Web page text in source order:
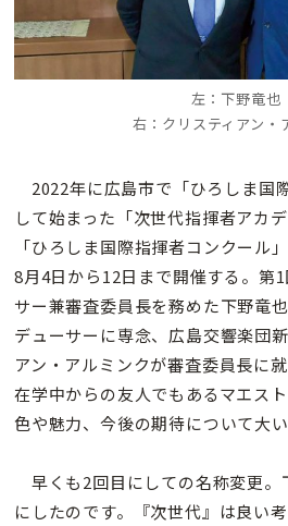
左：下野竜也
右：クリスティアン・
2022年に広島市で「ひろしま国
して始まった「次世代指揮者アカ
「ひろしま国際指揮者コンクール
8月4日から12日まで開催する。第
サー兼審査委員長を務めた下野竜
デューサーに専念、広島交響楽団
アン・アルミンクが審査委員長に
在学中からの友人でもあるマエス
色や魅力、今後の期待について大
早くも2回目にしての名称変更。
にしたのです。『次世代』は良い